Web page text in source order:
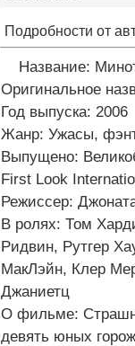
Подробности от
Название:
Оригинальное
Год выпуска: 2006
Жанр: Ужасы,
Выпущено:
First Look
Режиссер:
В ролях: Том
Ридвин, Рутгер
МакЛэйн, Клер
Джаниетц
О фильме:
девять юных